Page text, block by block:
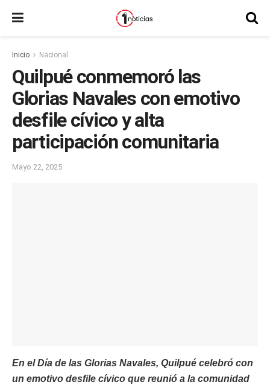
Inicio Nacional
Quilpué conmemoró las
Glorias Navales con emotivo
desfile cívico y alta
participación comunitaria
Mayo 22, 2025
En el Día de las Glorias Navales, Quilpué celebró con
un emotivo desfile cívico que reunió a la comunidad